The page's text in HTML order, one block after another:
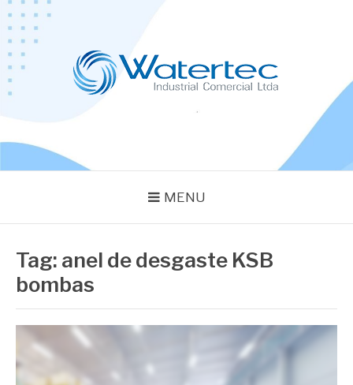
Pular
para
conteúdo
MENU
Tag: anel de desgaste KSB
bombas